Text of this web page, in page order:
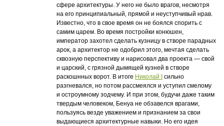
сфере архитектуры. У него не было врагов, несмотря
на его принципиальный, прямой и неуступчивый нрав.
Известно, что в свое время он не боялся спорить с
самим царем. Во время постройки конюшен,
император захотел сделать кузницу в створе парадных
арок, а архитектор не одобрил этого, мечтая сделать
сквозную перспективу и нарисовал два проекта — свой
и царский, с грязной дымящей кузней в створе
раскошнных ворот. В итоге Николай I сильно
разгневался, но потом рассмеялся и уступил смелому
и остроумному зодчему. И при этом, будучи даже таким
твердым человеком, Бенуа не обзавелся врагами,
пользуясь везде уважением и признанием за свои
выдающиеся архитектурные навыки. Но его идея